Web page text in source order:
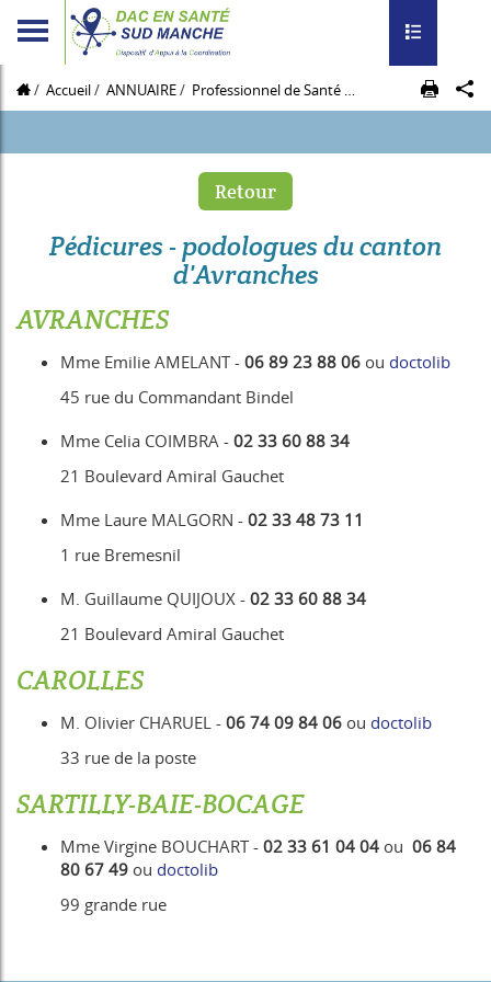
Toggle
Accueil ANNUAIRE Professionnel de Santé Podologue Canton
Retour
Pédicures - podologues du canton
d'Avranches
AVRANCHES
Mme Emilie AMELANT - 06 89 23 88 06 ou doctolib
45 rue du Commandant Bindel
Mme Celia COIMBRA - 02 33 60 88 34
21 Boulevard Amiral Gauchet
Mme Laure MALGORN - 02 33 48 73 11
1 rue Bremesnil
M. Guillaume QUIJOUX - 02 33 60 88 34
21 Boulevard Amiral Gauchet
CAROLLES
M. Olivier CHARUEL - 06 74 09 84 06 ou doctolib
33 rue de la poste
SARTILLY-BAIE-BOCAGE
Mme Virgine BOUCHART - 02 33 61 04 04 ou 06 84
80 67 49 ou doctolib
99 grande rue